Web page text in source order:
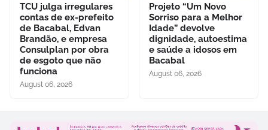
TCU julga irregulares
contas de ex-prefeito
de Bacabal, Edvan
Brandão, e empresa
Consulplan por obra
de esgoto que não
funciona
August 06, 2026
Projeto “Um Novo
Sorriso para a Melhor
Idade” devolve
dignidade, autoestima
e saúde a idosos em
Bacabal
August 06, 2026